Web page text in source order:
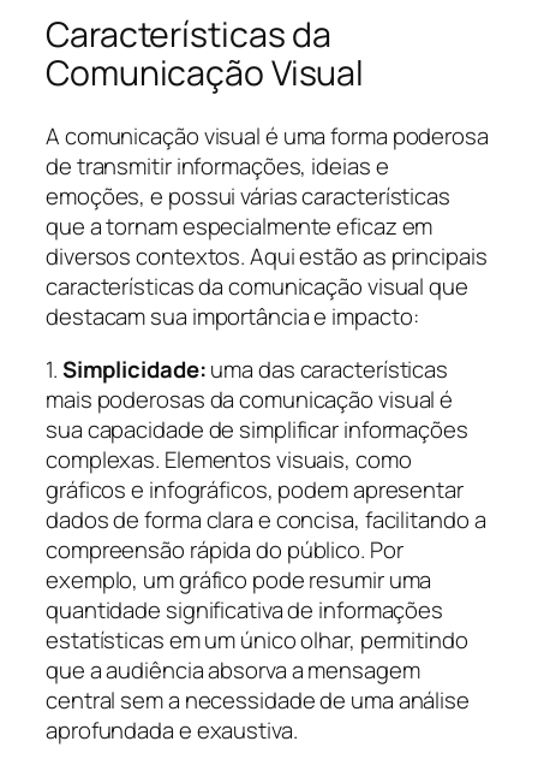
Características da
Comunicação Visual
A comunicação visual é uma forma poderosa
de transmitir informações, ideias e
emoções, e possui várias características
que a tornam especialmente eficaz em
diversos contextos. Aqui estão as principais
características da comunicação visual que
destacam sua importância e impacto:
1.Simplicidade:uma das características
mais poderosas da comunicação visual é
sua capacidade de simplificar informações
complexas. Elementos visuais, como
gráficos e infográficos, podem apresentar
dados de forma clara e concisa, facilitando a
compreensão rápida do público. Por
exemplo, um gráfico pode resumir uma
quantidade significativa de informações
estatísticas em um único olhar, permitindo
que a audiência absorva a mensagem
central sem a necessidade de uma análise
aprofundada e exaustiva.